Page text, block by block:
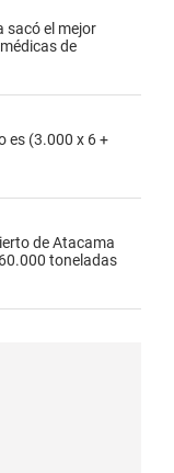
sacó el mejor
de
es (3.000 x 6 +
de Atacama
toneladas